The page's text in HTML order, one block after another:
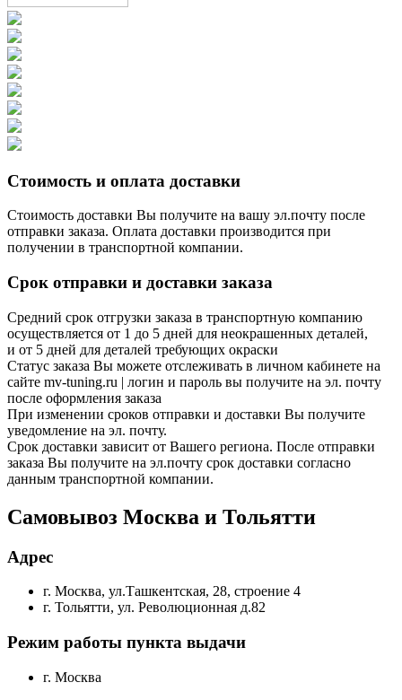
Стоимость и оплата доставки
Стоимость доставки Вы получите на вашу эл.почту после
отправки заказа. Оплата доставки производится при
получении в транспортной компании.
Срок отправки и доставки заказа
Средний срок отгрузки заказа в транспортную компанию
осуществляется от 1 до 5 дней для неокрашенных деталей,
и от 5 дней для деталей требующих окраски
Статус заказа Вы можете отслеживать в личном кабинете на
сайте mv-tuning.ru | логин и пароль вы получите на эл. почту
после оформления заказа
При изменении сроков отправки и доставки Вы получите
уведомление на эл. почту.
Срок доставки зависит от Вашего региона. После отправки
заказа Вы получите на эл.почту срок доставки согласно
данным транспортной компании.
Самовывоз Москва и Тольятти
Адрес
г. Москва, ул.Ташкентская, 28, строение 4
г. Тольятти, ул. Революционная д.82
Режим работы пункта выдачи
г. Москва